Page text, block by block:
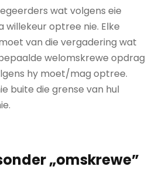
wat volgens eie
willekeur optree nie. Elke
van die vergadering wat
welomskrewe opdrag
hy moet/mag optree.
buite die grense van hul
„omskrewe”